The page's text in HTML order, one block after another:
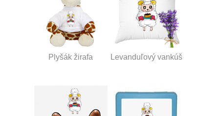
Plyšák žirafa Levanduľový vankúš